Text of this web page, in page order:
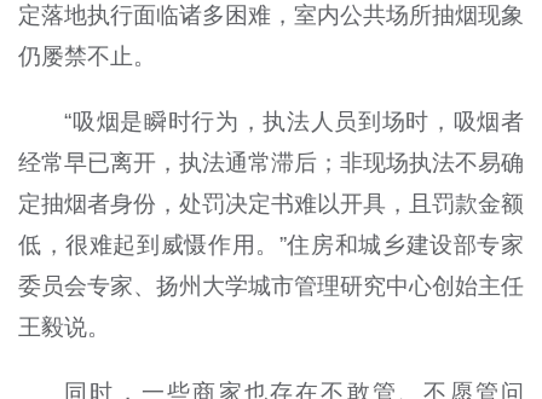
定落地执行面临诸多困难，室内公共场所抽烟现象
仍屡禁不止。
“吸烟是瞬时行为，执法人员到场时，吸烟者
经常早已离开，执法通常滞后；非现场执法不易确
定抽烟者身份，处罚决定书难以开具，且罚款金额
低，很难起到威慑作用。”住房和城乡建设部专家
委员会专家、扬州大学城市管理研究中心创始主任
王毅说。
同时，一些商家也存在不敢管、不愿管问